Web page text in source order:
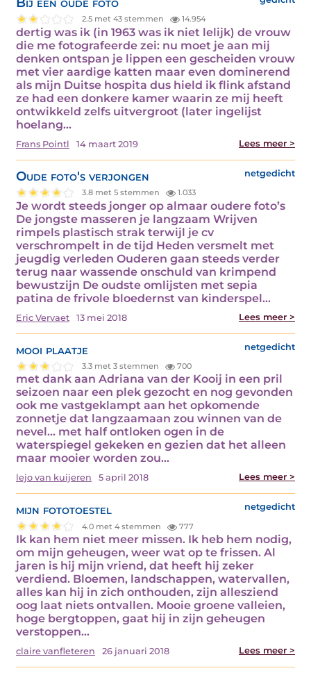
2.5 met 43 stemmen 14.954
dertig was ik (in 1963 was ik niet lelijk) de vrouw
die me fotografeerde zei: nu moet je aan mij
denken ontspan je lippen een gescheiden vrouw
met vier aardige katten maar even dominerend
als mijn Duitse hospita dus hield ik flink afstand
ze had een donkere kamer waarin ze mij heeft
ontwikkeld zelfs uitvergroot (later ingelijst
hoelang…
Frans Pointl 14 maart 2019 Lees meer >
Oude foto's verjongen netgedicht
3.8 met 5 stemmen 1.033
Je wordt steeds jonger op almaar oudere foto’s
De jongste masseren je langzaam Wrijven
rimpels plastisch strak terwijl je cv
verschrompelt in de tijd Heden versmelt met
jeugdig verleden Ouderen gaan steeds verder
terug naar wassende onschuld van krimpend
bewustzijn De oudste omlijsten met sepia
patina de frivole bloedernst van kinderspel…
Eric Vervaet 13 mei 2018 Lees meer >
mooi plaatje netgedicht
3.3 met 3 stemmen 700
met dank aan Adriana van der Kooij in een pril
seizoen naar een plek gezocht en nog gevonden
ook me vastgeklampt aan het opkomende
zonnetje dat langzaamaan zou winnen van de
nevel... met half ontloken ogen in de
waterspiegel gekeken en gezien dat het alleen
maar mooier worden zou…
lejo van kuijeren 5 april 2018 Lees meer >
mijn fototoestel netgedicht
4.0 met 4 stemmen 777
Ik kan hem niet meer missen. Ik heb hem nodig,
om mijn geheugen, weer wat op te frissen. Al
jaren is hij mijn vriend, dat heeft hij zeker
verdiend. Bloemen, landschappen, watervallen,
alles kan hij in zich onthouden, zijn allesziend
oog laat niets ontvallen. Mooie groene valleien,
hoge bergtoppen, gaat hij in zijn geheugen
verstoppen…
claire vanfleteren 26 januari 2018 Lees meer >